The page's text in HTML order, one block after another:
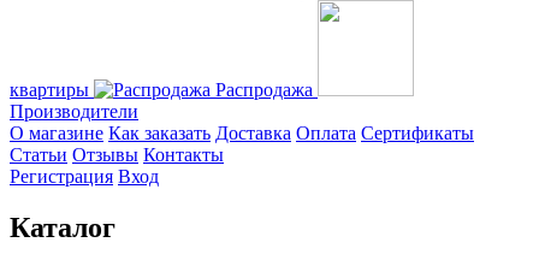
квартиры
Распродажа
Производители
О магазине Как заказать Доставка Оплата Сертификаты
Статьи Отзывы Контакты
Регистрация Вход
Каталог